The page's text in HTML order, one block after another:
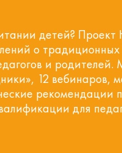
детей?
о традиционных
и
12 вебинаров,
рекомендации
для